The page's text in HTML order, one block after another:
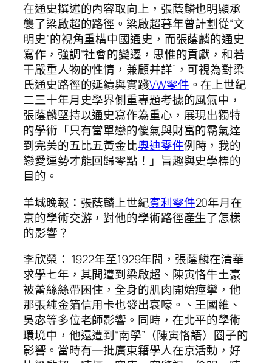
在通史撰述的內容取向上，張蔭麟也明顯承
襲了梁啟超的路徑。梁啟超暮年曾計劃從“文
明史”的視角重構中國通史，而張蔭麟的通史
寫作，強調“社會的變遷，思惟的貢獻，和若
干嚴重人物的性情，兼顧并詳”，可視為對梁
氏通史路徑的延續與實踐VW零件 。在上世紀
二三十年月史學界側重專題考據的風氣中，
張蔭麟堅持以通史寫作為重心，展現出獨特
的學術「只有當單戀的傻氣與財富的霸氣達
到完美的五比五黃金比奧迪零件例時，我的
戀愛運勢才能回歸零點！」旨趣與史學標的
目的。
羊城晚報：張蔭麟上世紀賓利零件20年月在
京的學術交游，對他的學術路徑產生了怎樣
的影響？
李欣榮： 1922年至1929年間，張蔭麟在清華
求學七年，其間遭到梁啟超、陳寅恪牛土豪
被蕾絲絲帶困住，全身的肌肉開始痙攣，他
那張純金箔信用卡也發出哀嚎。、王國維、
吳宓等多位老師影響。同時，在北平的學術
環境中，他還遭到“南學”（陳寅恪語）圈子的
影響。當時有一批廣東籍學人在京活動，好